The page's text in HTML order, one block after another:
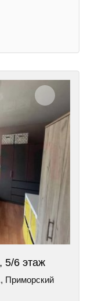
, 5/6 этаж
Приморский